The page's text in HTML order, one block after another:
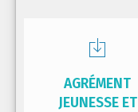
AGRÉMENT
JEUNESSE ET